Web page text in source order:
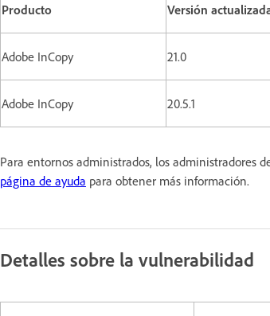
Producto Versión
Adobe InCopy 21.0
Adobe InCopy 20.5.1
Para entornos administrados, los administradores
página de ayuda para obtener más información.
Detalles sobre la vulnerabilidad